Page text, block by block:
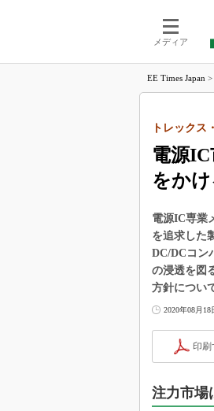
メディア
EE Times Japan >
電源
をか
トレックス
電源IC専業
を追求した
DC/DCコン
の浸透を図
方針につい
2020年08月18
印刷
注力市場